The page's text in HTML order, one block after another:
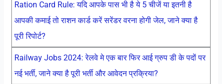
Ration Card Rule: यदि आपके पास भी है ये 5 चीजें या इतनी है
आपकी कमाई तो राशन कार्ड करें सरेंडर वरना होगी जेल, जाने क्या है
पूरी रिपोर्ट?
Railway Jobs 2024: रेलवे मे एक बार फिर आई ग्रुप डी के पदों पर
नई भर्ती, जाने क्या है पूरी भर्ती और आवेदन प्रक्रिया?